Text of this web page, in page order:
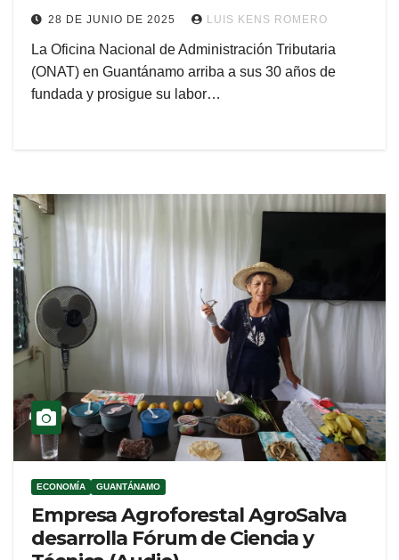
28 DE JUNIO DE 2025 LUIS KENS ROMERO
La Oficina Nacional de Administración Tributaria
(ONAT) en Guantánamo arriba a sus 30 años de
fundada y prosigue su labor…
ECONOMÍA GUANTÁNAMO
Empresa Agroforestal AgroSalva
desarrolla Fórum de Ciencia y